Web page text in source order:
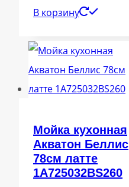
В корзину
Мойка кухонная
Акватон Беллис
78см латте
1A725032BS260